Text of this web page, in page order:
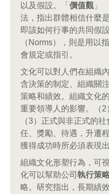
以及假設。「 價值觀 」
法，指出群體相信什麼
即該如何行事的共同假
（Norms），則是用以
會規定或指引。
文化可以對人們在組織
含決策的制定、組織關
策略和績效。組織文化
重要領導人的影響。（2
（3）正式與非正式的
任、獎勵、待遇，升遷
獲得成功時所必須表現
組織文化形塑行為，可
化可以幫助公司 執行策
略。研究指出，長期績